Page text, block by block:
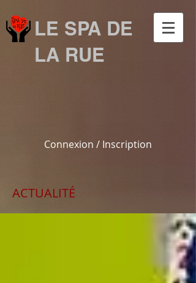
LE SPA DE
LA RUE
Connexion / Inscription
ACTUALITÉ